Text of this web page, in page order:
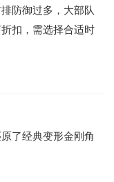
防御过多，大部队
扣，需选择合适时
了经典变形金刚角